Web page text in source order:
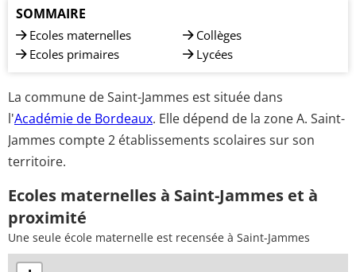
SOMMAIRE
Ecoles maternelles
Ecoles primaires
Collèges
Lycées
La commune de Saint-Jammes est située dans
l'Académie de Bordeaux. Elle dépend de la zone A. Saint-
Jammes compte 2 établissements scolaires sur son
territoire.
Ecoles maternelles à Saint-Jammes et à
proximité
Une seule école maternelle est recensée à Saint-Jammes